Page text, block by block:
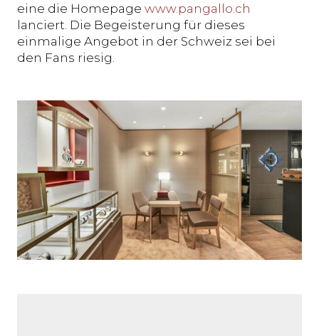
eine die Homepage www.pangallo.ch
lanciert. Die Begeisterung für dieses
einmalige Angebot in der Schweiz sei bei
den Fans riesig.